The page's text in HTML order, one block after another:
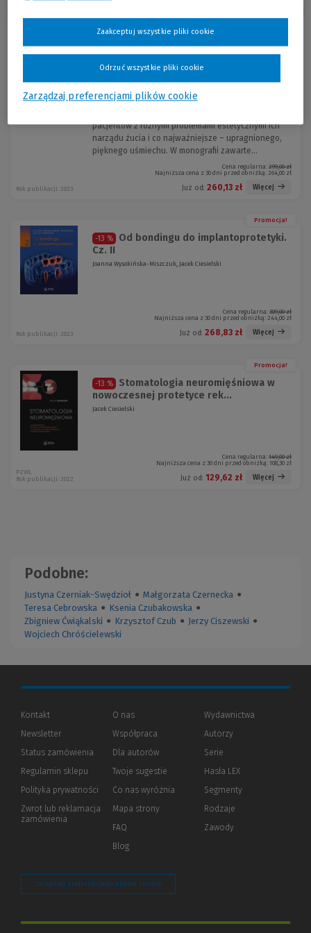
Część 1
Publikacja Od bondingu do implantoprotetyki. Cz. 1
pacjentów z różnymi problemami estetycznymi ich
narządu żucia i co najważniejsze – upragnionego,
pięknego uśmiechu. W monografii zawarte...
Cena regularna: 299,00 zł
Najniższa cena z 30 dni przed obniżką: 264,00 zł
Już od: 260,13 zł Więcej
Rok publikacji: 2023
Promocja!
-13 %
Od bondingu do implantoprotetyki.
Cz. II
Joanna Wysokińska-Miszczuk, Jacek Ciesielski
Cena regularna: 309,00 zł
Najniższa cena z 30 dni przed obniżką: 244,00 zł
Już od: 268,83 zł Więcej
Rok publikacji: 2023
Promocja!
-13 %
Stomatologia neuromięśniowa w
nowoczesnej protetyce rek...
Jacek Ciesielski
Cena regularna: 149,00 zł
Najniższa cena z 30 dni przed obniżką: 108,30 zł
Już od: 129,62 zł Więcej
PZWL
Rok publikacji: 2022
Podobne:
Justyna Czerniak-Swędzioł ● Małgorzata Czernecka ●
Teresa Cebrowska ● Ksenia Czubakowska ●
Zbigniew Ćwiąkalski ● Krzysztof Czub ● Jerzy Ciszewski ●
Wojciech Chróścielewski
Kontakt
Newsletter
Status zamówienia
Regulamin sklepu
Polityka prywatności (Nowe
(Link
innej
Zwrot lub reklamacja
zamówienia
O nas
Współpraca
Dla autorów(Nowe
(Link
innej
strony)
Twoje sugestie
Co nas wyróżnia
Mapa strony
FAQ
Blog
Wydawnictwa
Autorzy
Serie
Hasła LEX
Segmenty
Rodzaje
Zawody
Zarządzaj preferencjami plików cookie
Zarządzaj preferencjami plików cookie
Odrzuć wszystkie pliki cookie
Zaakceptuj wszystkie pliki cookie